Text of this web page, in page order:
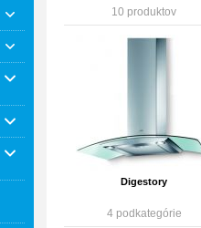
10 produktov
Digestory
4 podkategórie